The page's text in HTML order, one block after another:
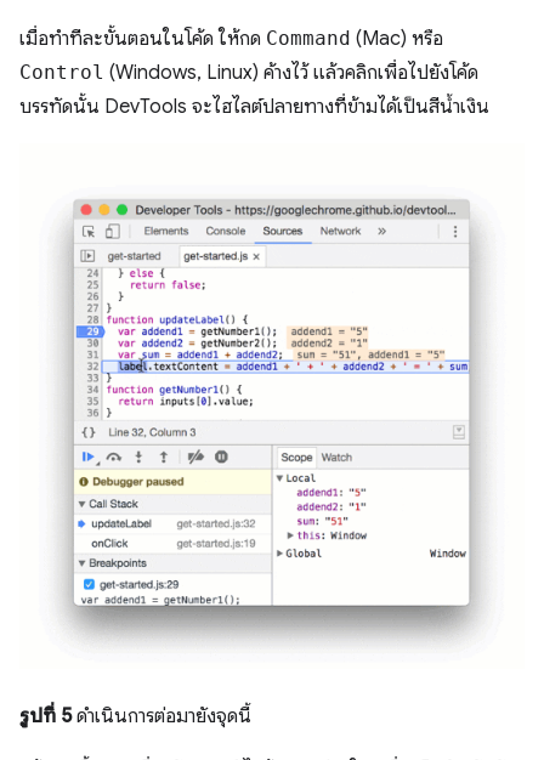
เมื่อทำทีละขั้นตอนในโค้ด ให้กด Command (Mac) หรือ
Control (Windows, Linux) ค้างไว้ แล้วคลิกเพื่อไปยังโค้ด
บรรทัดนั้น DevTools จะไฮไลต์ปลายทางที่ข้ามได้เป็นสีน้ำเงิน
รูปที่ 5ดำเนินการต่อมายังจุดนี้